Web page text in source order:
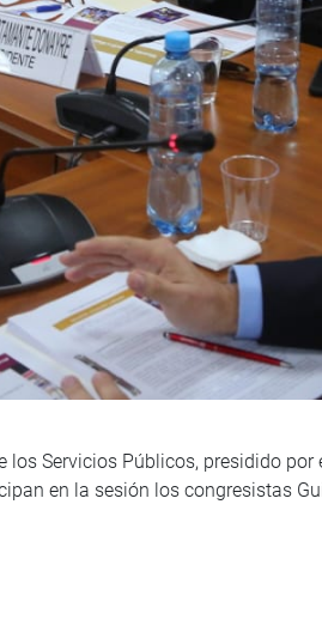
Servicios Públicos, presidido
en la sesión los congresistas